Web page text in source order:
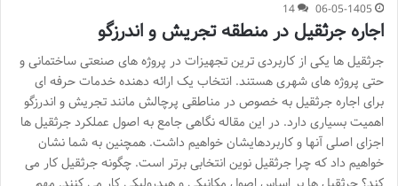
06-05-1405
14
اجاره جرثقیل در منطقه تجریش و اندرزگو
جرثقیل ها یکی از کاربردی ترین تجهیزات در پروژه های صنعتی ساختمانی و
حتی پروژه های شهری هستند. انتخاب یک ارائه دهنده خدمات حرفه ای
برای اجاره جرثقیل به خصوص در مناطقی پرچالش مانند تجریش و اندرزگو
اهمیت بسیاری دارد. در این مقاله نگاهی جامع به اصول عملکرد جرثقیل ها
اجزای اصلی آنها و کاربردهایشان خواهیم داشت. همچنین به شما نشان
خواهیم داد که چرا جرثقیل نوین انتخابی برتر است. چگونه جرثقیل کار می